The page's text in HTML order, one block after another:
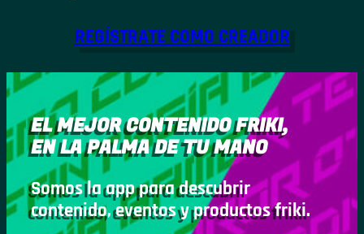
REGÍSTRATE COMO CREADOR
EL MEJOR CONTENIDO FRIKI,
EN LA PALMA DE TU MANO
Somos la app para descubrir
contenido, eventos y productos friki.